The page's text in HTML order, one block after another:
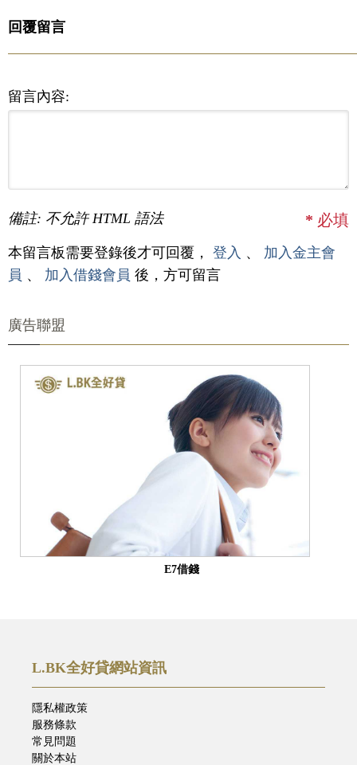
回覆留言
留言內容:
備註: 不允許 HTML 語法 * 必填
本留言板需要登錄後才可回覆， 登入 、 加入金主會
員 、 加入借錢會員 後，方可留言
廣告聯盟
E7借錢
L.BK全好貸網站資訊
隱私權政策
服務條款
常見問題
關於本站